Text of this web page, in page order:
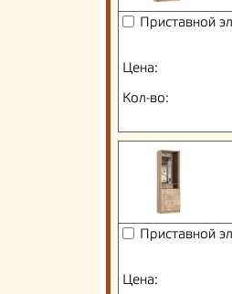
Приставной
Цена:
Кол-во:
Приставной
Цена: